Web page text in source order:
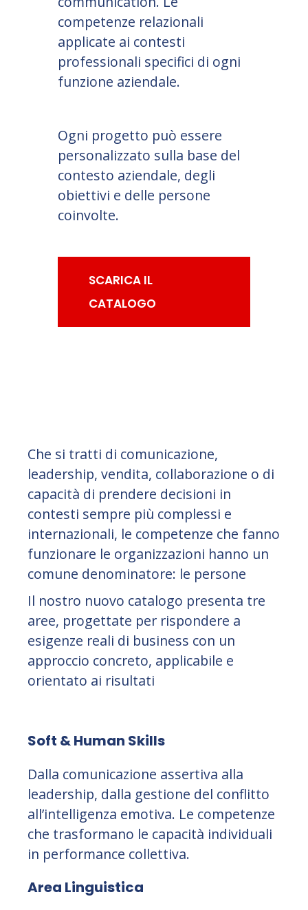
competenze relazionali
applicate ai contesti
professionali specifici di ogni
funzione aziendale.
Ogni progetto può essere
personalizzato sulla base del
contesto aziendale, degli
obiettivi e delle persone
coinvolte.
SCARICA IL
CATALOGO
Che si tratti di comunicazione,
leadership, vendita, collaborazione o di
capacità di prendere decisioni in
contesti sempre più complessi e
internazionali, le competenze che fanno
funzionare le organizzazioni hanno un
comune denominatore: le persone
Il nostro nuovo catalogo presenta tre
aree, progettate per rispondere a
esigenze reali di business con un
approccio concreto, applicabile e
orientato ai risultati
Soft & Human Skills
Dalla comunicazione assertiva alla
leadership, dalla gestione del conflitto
all’intelligenza emotiva. Le competenze
che trasformano le capacità individuali
in performance collettiva.
Area Linguistica